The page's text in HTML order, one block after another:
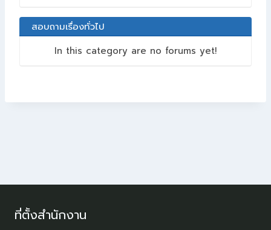
สอบถามเรื่องทั่วไป
In this category are no forums yet!
ที่ตั้งสำนักงาน